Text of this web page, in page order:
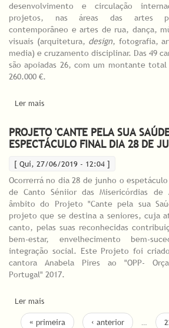
desenvolvimento e circulação
projetos, nas áreas das artes
contemporâneo e artes de rua, dança,
visuais (arquitetura, design, fotografia,
media) e cruzamento disciplinar. Das 49
são apoiadas 26, com um montante
260.000 €.
Ler mais
PROJETO 'CANTE PELA SUA
ESPECTÁCULO FINAL DIA 28 DE
[ Qui, 27/06/2019 - 12:04 ]
Ocorrerrá no dia 28 de junho o
de Canto Séniior das Misericórdias de
âmbito do Projeto "Cante pela sua
projeto que se destina a seniores, cuja
canto, pelas suas reconhecidas
bem-estar, envelhecimento bem-
integração social. Este Projeto foi
cantora Anabela Pires ao "OPP-
Portugal" 2017.
Ler mais
final dia 28 de junho, em Almada
PÁGINAS
« primeira ‹ anterior …